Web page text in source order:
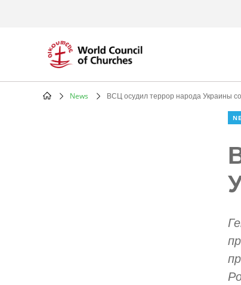
News ВСЦ осудил террор народа Украины